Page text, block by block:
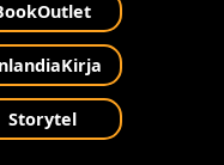
Storytel